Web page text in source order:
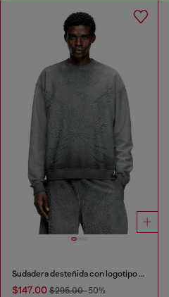
Sudadera desteñida con logotipo Phoenix devoré
$147.00 $295.00-50%